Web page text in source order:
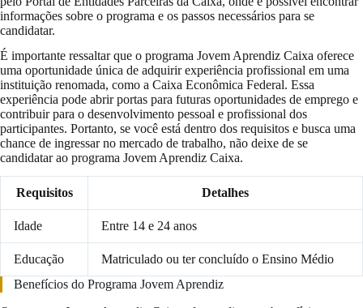
informações sobre o programa e os passos necessários para se
candidatar.
É importante ressaltar que o programa Jovem Aprendiz Caixa oferece
uma oportunidade única de adquirir experiência profissional em uma
instituição renomada, como a Caixa Econômica Federal. Essa
experiência pode abrir portas para futuras oportunidades de emprego e
contribuir para o desenvolvimento pessoal e profissional dos
participantes. Portanto, se você está dentro dos requisitos e busca uma
chance de ingressar no mercado de trabalho, não deixe de se
candidatar ao programa Jovem Aprendiz Caixa.
Requisitos Detalhes
Idade Entre 14 e 24 anos
Educação
Matriculado ou ter concluído o Ensino Médio
Benefícios do Programa Jovem Aprendiz